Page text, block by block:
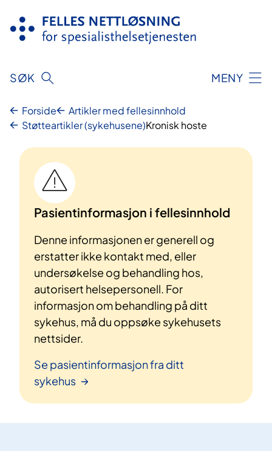
innhold
SØK MENY
Forside
Artikler med fellesinnhold
Støtteartikler (sykehusene)Kronisk hoste
Pasientinformasjon i fellesinnhold
Denne informasjonen er generell og
erstatter ikke kontakt med, eller
undersøkelse og behandling hos,
autorisert helsepersonell. For
informasjon om behandling på ditt
sykehus, må du oppsøke sykehusets
nettsider.
Se pasientinformasjon fra ditt
sykehus